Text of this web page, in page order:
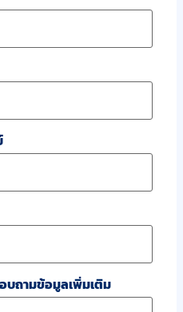
ถามข้อมูลเพิ่มเติม